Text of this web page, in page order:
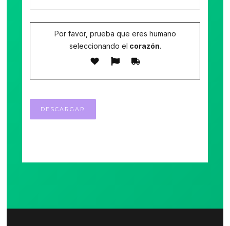
Por favor, prueba que eres humano
seleccionando el corazón.